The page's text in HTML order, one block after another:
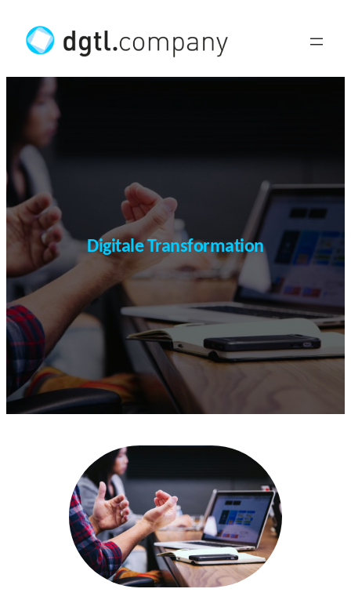
Inhalt
springen
Digitale Transformation